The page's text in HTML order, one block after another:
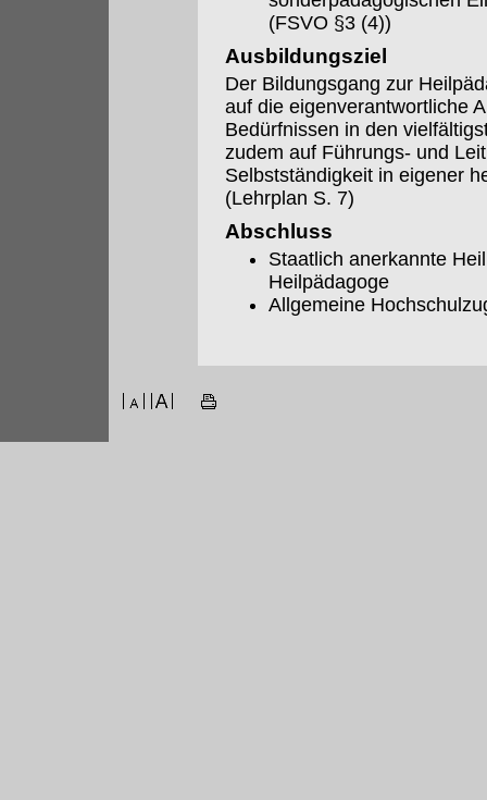
(FSVO §3 (4))
Ausbildungsziel
Der Bildungsgang zur
auf die eigenverantwortliche
Bedürfnissen in den
zudem auf Führungs- und
Selbstständigkeit in eigener
(Lehrplan S. 7)
Abschluss
Staatlich anerkannte
Heilpädagoge
Allgemeine